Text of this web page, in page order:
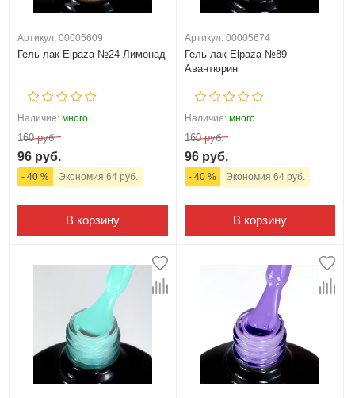
Артикул: 00005609
Гель лак Elpaza №24 Лимонад
Наличие: много
160 руб.
96 руб.
- 40 % Экономия 64 руб.
В корзину
Артикул: 00005674
Гель лак Elpaza №89
Авантюрин
Наличие: много
160 руб.
96 руб.
- 40 % Экономия 64 руб.
В корзину